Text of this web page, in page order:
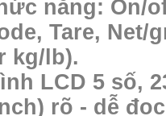
năng: On/
Tare, Net/
kg/lb).
LCD 5 số,
rõ - dễ